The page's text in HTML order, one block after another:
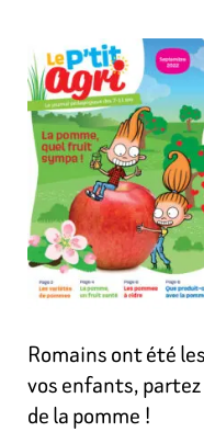
Romains ont été
vos enfants,
de la pomme !